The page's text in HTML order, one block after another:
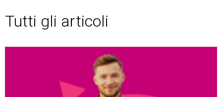
Tutti gli articoli